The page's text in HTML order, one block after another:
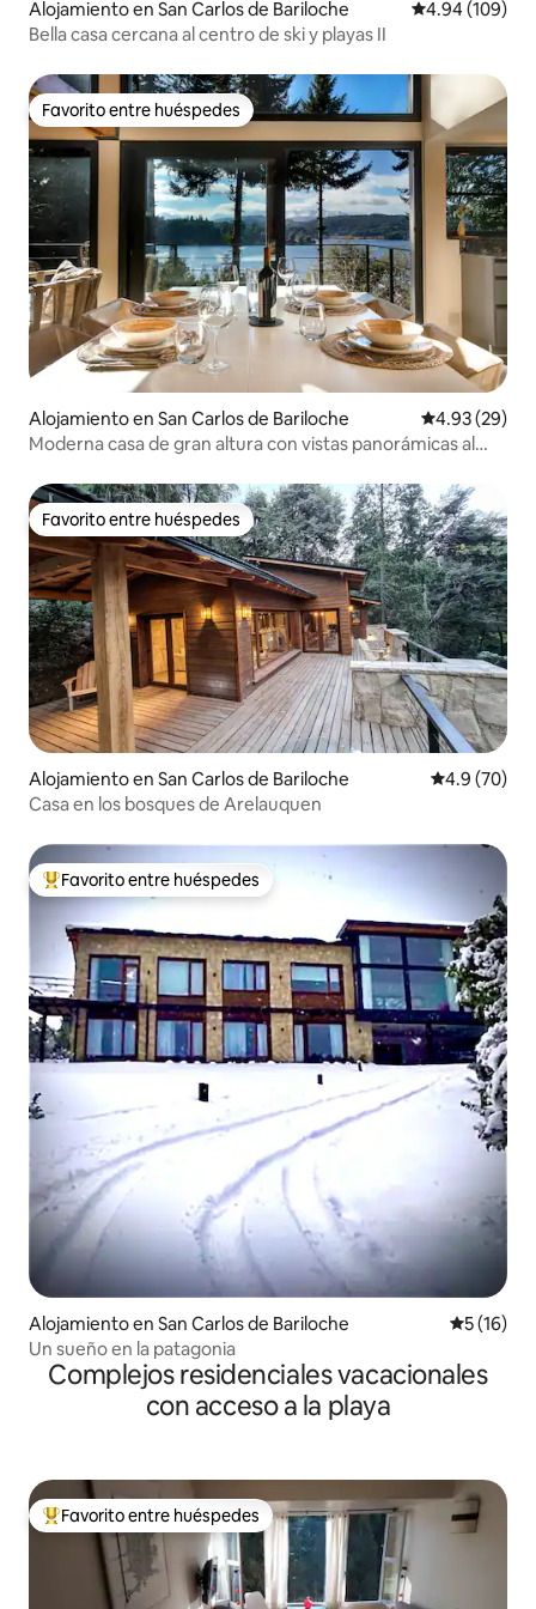
Alojamiento en San Carlos de Bariloche Calificación
4.94 (109)
Bella casa cercana al centro de ski y playas II
Favorito entre huéspedes
Favorito entre huéspedes
Alojamiento en San Carlos de Bariloche Calificación
4.93 (29)
Moderna casa de gran altura con vistas panorámicas al
Favorito entre huéspedes
Favorito entre huéspedes
Alojamiento en San Carlos de Bariloche Calificación
4.9 (70)
Casa en los bosques de Arelauquen
Favorito entre huéspedes preferido
Favorito entre huéspedes
Alojamiento en San Carlos de Bariloche
5 (16)
Un sueño en la patagonia
Complejos residenciales vacacionales
con acceso a la playa
Favorito entre huéspedes preferido
Favorito entre huéspedes